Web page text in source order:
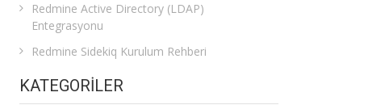
Redmine Active Directory (LDAP)
Entegrasyonu
Redmine Sidekiq Kurulum Rehberi
KATEGORILER